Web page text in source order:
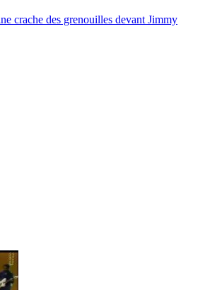
crache des grenouilles devant Jimmy